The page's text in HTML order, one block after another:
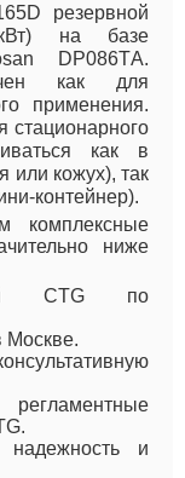
резервной
на базе
DP086ТA.
как для
применения.
стационарного
как в
или кожух), так
контейнер).
комплексные
ниже
CTG по
Москве.
надежность и